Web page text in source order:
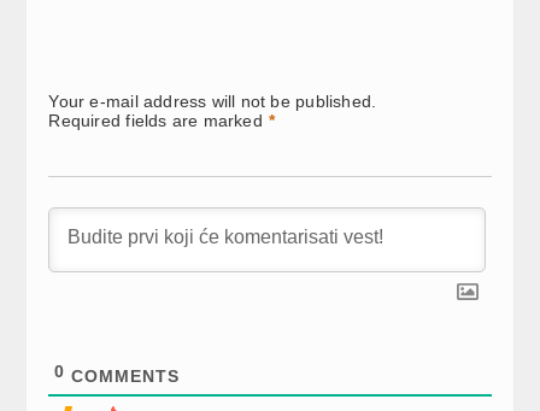
Your e-mail address will not be published.
Required fields are marked *
0 COMMENTS